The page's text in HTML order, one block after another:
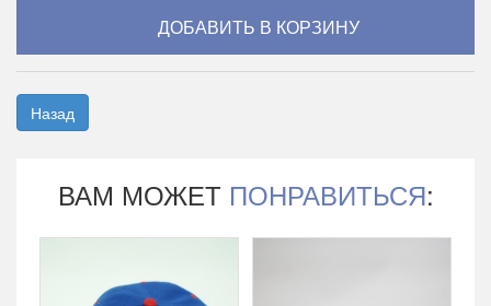
Назад
ВАМ МОЖЕТ ПОНРАВИТЬСЯ: